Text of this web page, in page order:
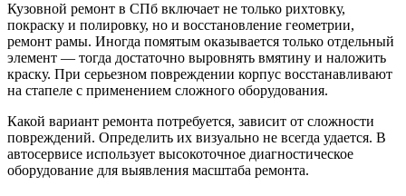
Кузовной ремонт в СПб включает не только рихтовку,
покраску и полировку, но и восстановление геометрии,
ремонт рамы. Иногда помятым оказывается только отдельный
элемент — тогда достаточно выровнять вмятину и наложить
краску. При серьезном повреждении корпус восстанавливают
на стапеле с применением сложного оборудования.
Какой вариант ремонта потребуется, зависит от сложности
повреждений. Определить их визуально не всегда удается. В
автосервисе использует высокоточное диагностическое
оборудование для выявления масштаба ремонта.